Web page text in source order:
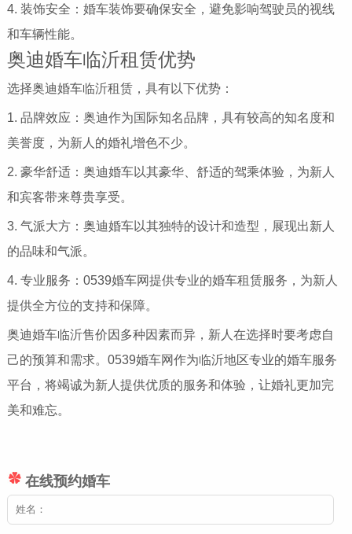
4. 装饰安全：婚车装饰要确保安全，避免影响驾驶员的视线
和车辆性能。
奥迪婚车临沂租赁优势
选择奥迪婚车临沂租赁，具有以下优势：
1. 品牌效应：奥迪作为国际知名品牌，具有较高的知名度和
美誉度，为新人的婚礼增色不少。
2. 豪华舒适：奥迪婚车以其豪华、舒适的驾乘体验，为新人
和宾客带来尊贵享受。
3. 气派大方：奥迪婚车以其独特的设计和造型，展现出新人
的品味和气派。
4. 专业服务：0539婚车网提供专业的婚车租赁服务，为新人
提供全方位的支持和保障。
奥迪婚车临沂售价因多种因素而异，新人在选择时要考虑自
己的预算和需求。0539婚车网作为临沂地区专业的婚车服务
平台，将竭诚为新人提供优质的服务和体验，让婚礼更加完
美和难忘。
在线预约婚车